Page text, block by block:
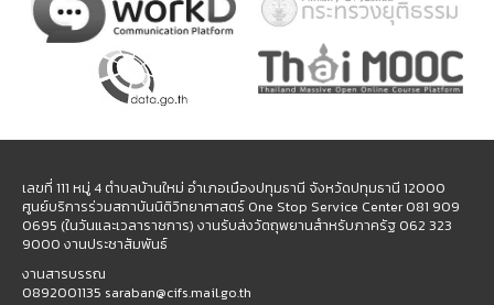
เลขที่ 111 หมู่ 4 ตำบลบ้านใหม่ อำเภอเมืองปทุมธานี จังหวัดปทุมธานี 12000
ศูนย์บริการร่วมสถาบันนิติวิทยาศาสตร์ One Stop Service Center 081 909
0695 (ในวันและเวลาราชการ) งานรับส่งวัตถุพยานสำหรับภาครัฐ 062 323
9000 งานประชาสัมพันธ์
งานสารบรรณ
0892001135 saraban@cifs.mail.go.th